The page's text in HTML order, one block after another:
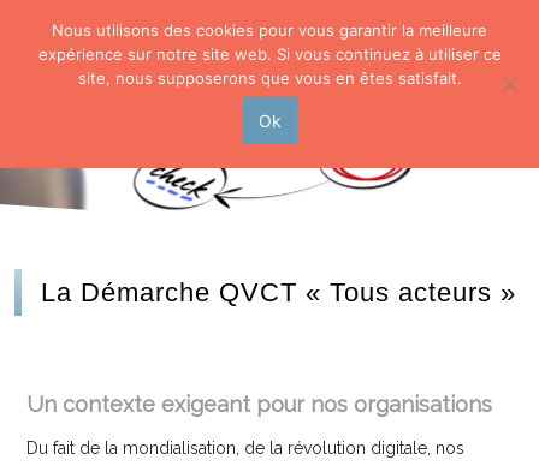
La Démarche QVCT « Tous acteurs »
Un contexte exigeant pour nos organisations
Du fait de la mondialisation, de la révolution digitale, nos
Nous utilisons des cookies pour vous garantir la meilleure
expérience sur notre site web. Si vous continuez à utiliser ce
site, nous supposerons que vous en êtes satisfait.
Ok